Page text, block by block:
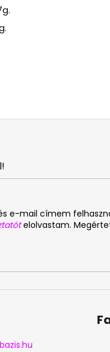
e-mail címem
elolvastam.